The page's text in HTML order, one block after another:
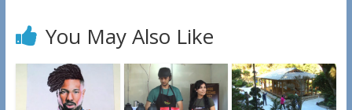
You May Also Like